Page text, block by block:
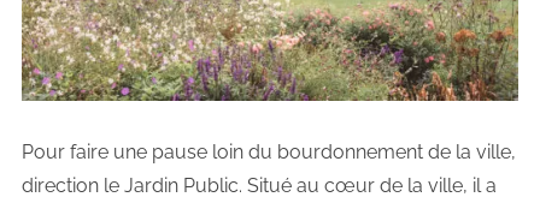
Pour faire une pause loin du bourdonnement de la ville,
direction le Jardin Public. Situé au cœur de la ville, il a